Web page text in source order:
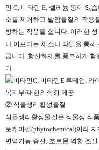
민 C, 비타민 E, 셀레늄 등이 있
소를 제거하고 발암물질의 작용
방하는 작용을 합니다. 이러한
나 이보다는 채소나 과일을 통
큽니다. 항산화제를 풍부하게
다.
② 식물생리활성물질
식물생리활성물질은 식물성 식
토케미칼(phytochemical)이라
면역기능 증진, 호르몬 역할 조